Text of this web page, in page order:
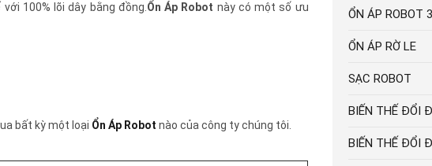
100% lõi dây bằng đồng. Ổn Áp Robot này có một số ưu
bất kỳ một loại Ổn Áp Robot nào của công ty chúng tôi.
ỔN ÁP ROBOT
ỔN ÁP RỜ LE
SẠC ROBOT
BIẾN THẾ ĐỔI
BIẾN THẾ ĐỔI